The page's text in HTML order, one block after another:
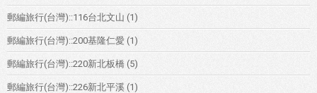
郵編旅行(台灣)::116台北文山 (1)
郵編旅行(台灣)::200基隆仁愛 (1)
郵編旅行(台灣)::220新北板橋 (5)
郵編旅行(台灣)::226新北平溪 (1)